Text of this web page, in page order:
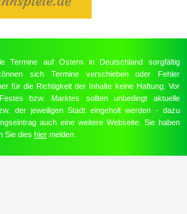
Termine auf Ostern in Deutschland sorgfältig
sich Termine verschieben oder Fehler
für die Richtigkeit der Inhalte keine Haftung. Vor
bzw. Marktes sollten unbedingt aktuelle
der jeweiligen Stadt eingeholt werden - dazu
auch eine weitere Webseite. Sie haben
Sie dies hier melden.